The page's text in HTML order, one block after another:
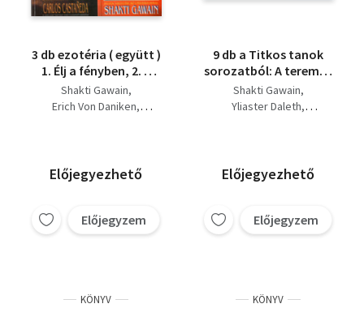
3 db ezotéria ( együtt )
1. Élj a fényben, 2. A
szfinx szemei, 3.
Belülről izző tűz,
Shakti Gawain
Erich Von Daniken
Előjegyezhető
Előjegyzem
9 db a Titkos tanok
sorozatból: A teremtő
képzelet, Rejtett erők:
Mágia, Túléltem a
élmények,Túl a
halálon, A számok
Numerológia,Reinkarnáció
Shakti Gawain
Yliaster Daleth
Thorwald Dethlefsen
Előjegyezhető
Előjegyzem
KÖNYV KÖNYV